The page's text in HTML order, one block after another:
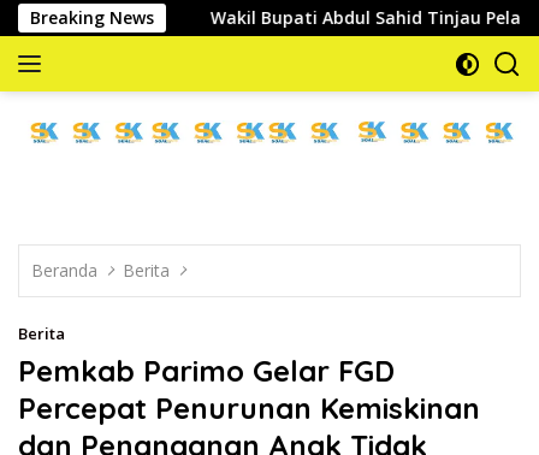
Langsung
ke
konten
Breaking NewsWakil Bupati Abdul Sahid Tinjau Pelaksanaan
mengabarkan
Beranda Berita
Berita
Pemkab Parimo Gelar FGD
Percepat Penurunan Kemiskinan
dan Penanganan Anak Tidak